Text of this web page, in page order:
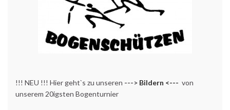
!!! NEU !!! Hier geht`s zu unseren ---> Bildern <--- von
unserem 20igsten Bogenturnier